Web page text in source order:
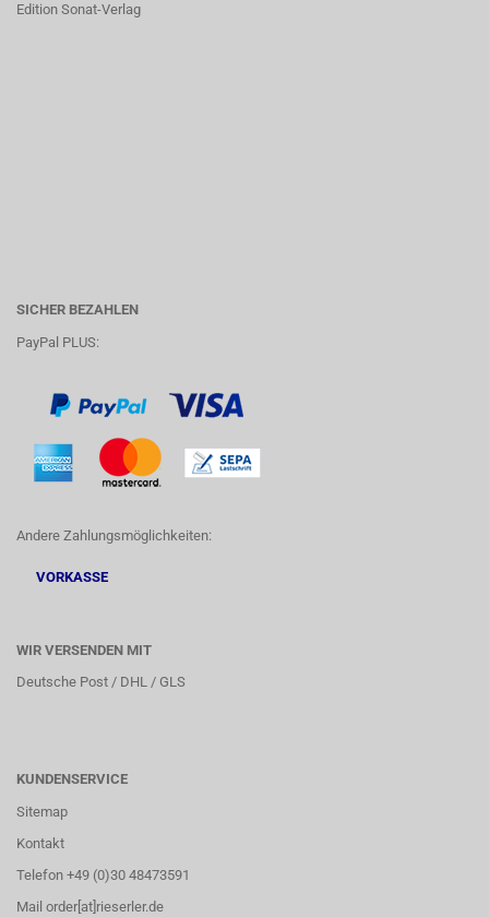
Edition Sonat-Verlag
SICHER BEZAHLEN
PayPal PLUS:
Andere Zahlungsmöglichkeiten:
VORKASSE
WIR VERSENDEN MIT
Deutsche Post / DHL / GLS
KUNDENSERVICE
Sitemap
Kontakt
Telefon +49 (0)30 48473591
Mail order[at]rieserler.de